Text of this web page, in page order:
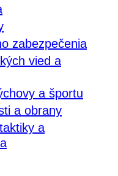
zabezpečenia
vied a
a športu
a obrany
a